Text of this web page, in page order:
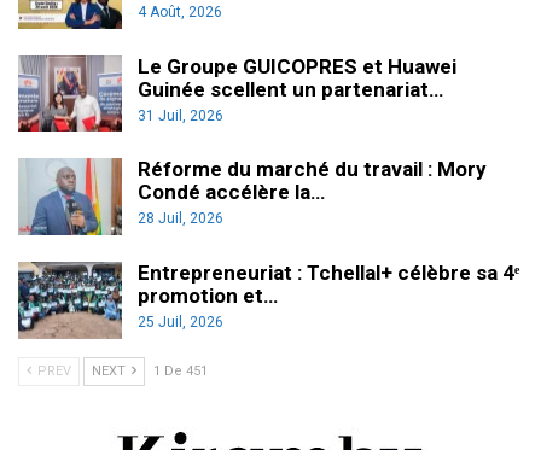
4 Août, 2026
Le Groupe GUICOPRES et Huawei
Guinée scellent un partenariat…
31 Juil, 2026
Réforme du marché du travail : Mory
Condé accélère la…
28 Juil, 2026
Entrepreneuriat : Tchellal+ célèbre sa 4ᵉ
promotion et…
25 Juil, 2026
PREV NEXT 1 De 451